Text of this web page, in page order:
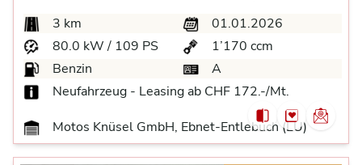
3 km
01.01.2026
80.0 kW / 109 PS
1’170 ccm
Benzin
A
Neufahrzeug - Leasing ab CHF 172.-/Mt.
Motos Knüsel GmbH, Ebnet-Entlebuch (LU)